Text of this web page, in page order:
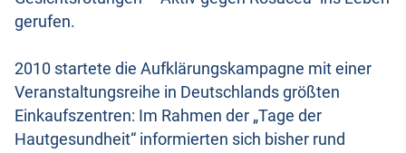
gerufen.
2010 startete die Aufklärungskampagne mit einer
Veranstaltungsreihe in Deutschlands größten
Einkaufszentren: Im Rahmen der „Tage der
Hautgesundheit“ informierten sich bisher rund